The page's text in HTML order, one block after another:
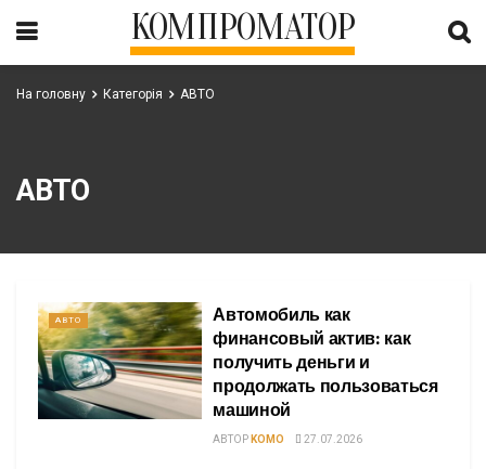
КОМПРОМАТОР
На головну Категорія АВТО
АВТО
АВТО
Автомобиль как
финансовый актив: как
получить деньги и
продолжать пользоваться
машиной
АВТОР KOMO 27.07.2026